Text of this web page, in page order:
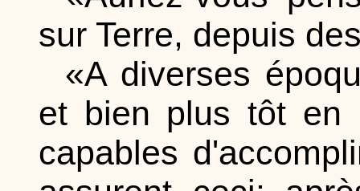
sur Terre, depuis
«A diverses
et bien plus tôt en
capables